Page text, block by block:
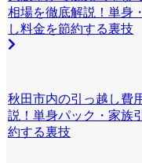
相場を徹底解説！単身
し料金を節約する裏技
秋田市内の引っ越し費
説！単身パック・家族
約する裏技